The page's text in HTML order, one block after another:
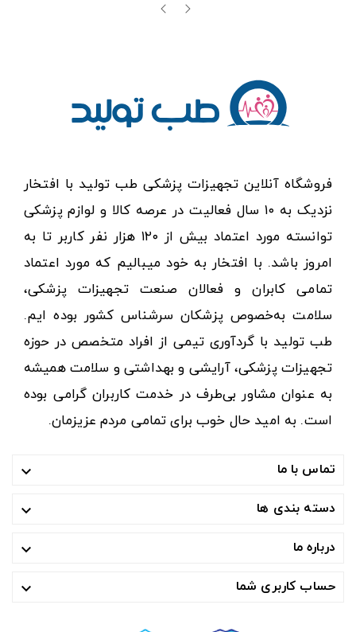
فروشگاه آنلاین تجهیزات پزشکی طب تولید با افتخار
نزدیک به ۱۰ سال فعالیت در عرصه کالا و لوازم پزشکی
توانسته مورد اعتماد بیش از ۱۲۰ هزار نفر کاربر تا به
امروز باشد. با افتخار به خود میبالیم که مورد اعتماد
تمامی کابران و فعالان صنعت تجهیزات پزشکی،
سلامت به‌خصوص پزشکان سرشناس کشور بوده ایم.
طب تولید با گردآوری تیمی از افراد متخصص در حوزه
تجهیزات پزشکی، آرایشی و بهداشتی و سلامت همیشه
به عنوان مشاور بی‌طرف در خدمت کاربران گرامی بوده
است. به امید حال خوب برای تمامی مردم عزیزمان.
تماس با ما 
دسته بندی ها 
درباره ما 
حساب کاربری شما 